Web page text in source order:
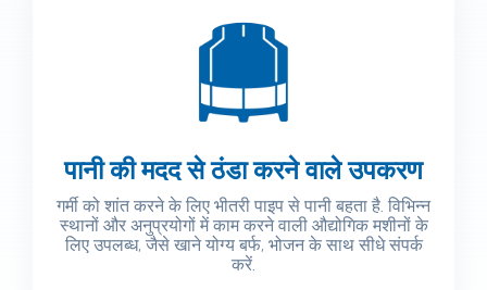
पानी की मदद से ठंडा करने वाले उपकरण
गर्मी को शांत करने के लिए भीतरी पाइप से पानी बहता है. विभिन्न
स्थानों और अनुप्रयोगों में काम करने वाली औद्योगिक मशीनों के
लिए उपलब्ध, जैसे खाने योग्य बर्फ, भोजन के साथ सीधे संपर्क
करें.